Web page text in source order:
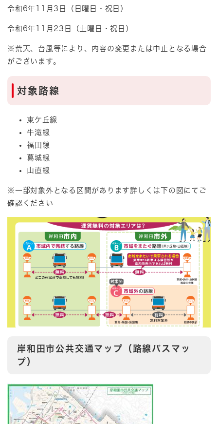
令和6年11月3日（日曜日・祝日）
令和6年11月23日（土曜日・祝日）​
※荒天、台風等により、内容の変更または中止となる場合
がございます。
対象路線
東ケ丘線
牛滝線
福田線
葛城線
山直線
※一部対象外となる区間があります詳しくは下の図にてご
確認ください
岸和田市公共交通マップ（路線バスマッ
プ）